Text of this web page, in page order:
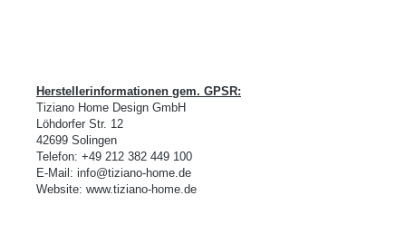
Herstellerinformationen gem. GPSR:
Tiziano Home Design GmbH
öhdorfer Str. 12
42699 Solingen
Telefon: +49 212 382 449 100
E-Mail: info@tiziano-home.de
Website: www.tiziano-home.de